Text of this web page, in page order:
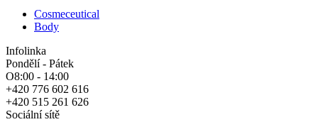
Cosmeceutical
Body
Infolinka
Pondělí - Pátek
O8:00 - 14:00
+420 776 602 616
+420 515 261 626
Sociální sítě